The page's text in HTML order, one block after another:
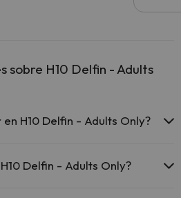
sobre H10 Delfin - Adults
H10 Delfin - Adults Only?
Delfin - Adults Only?